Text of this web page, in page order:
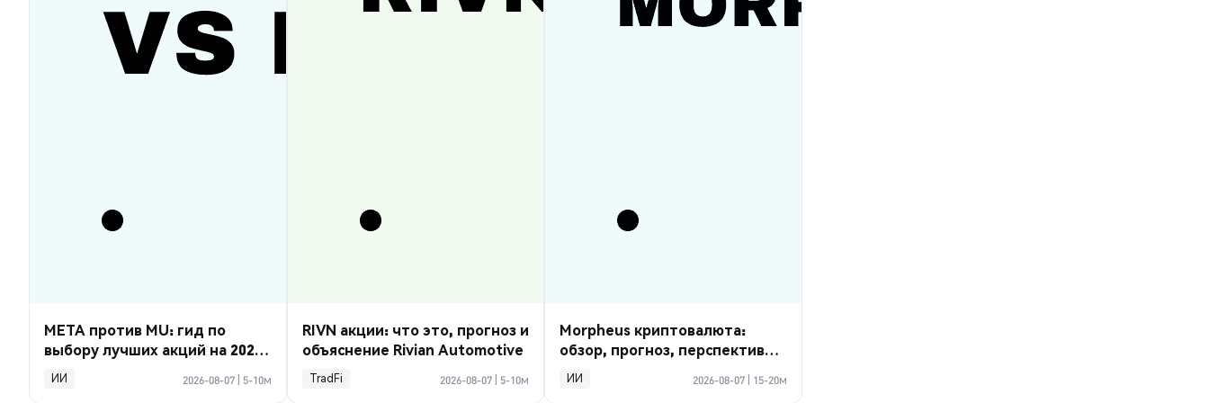
META против MU: гид по
выбору лучших акций на 2026
год
ИИ 2026-08-07 5-10м
RIVN акции: что это, прогноз и
объяснение Rivian Automotive
TradFi 2026-08-07 5-10м
Morpheus криптовалюта:
обзор, прогноз, перспективы
2026
ИИ 2026-08-07 15-20м